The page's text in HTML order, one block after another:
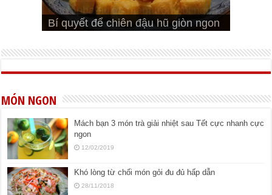
Cách pha nước mắm trộn gỏi ngon
bá cháy
Bí quyết để chiên đậu hũ giòn ngon
Cách ướp sườn non nướng ngon
đúng vị
Cách ướp thịt heo chiên ngon mềm
Bật mí cách ướp sườn cơm tấm
ngon
MÓN NGON
Mách bạn 3 món trà giải nhiệt sau Tết cực nhanh cực
ngon
12/02/2019
Khó lòng từ chối món gỏi đu đủ hấp dẫn
28/11/2018